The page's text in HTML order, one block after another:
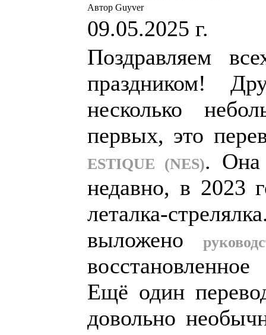
Автор Guyver
09.05.2025 г.
Поздравляем
праздником!
несколько
первых, это
ESTIQUE (NES). Она
недавно, в 2023
леталка-
выложено
Ещё один
довольно